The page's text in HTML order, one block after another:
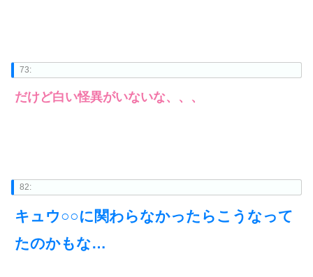
73:
だけど白い怪異がいないな、、、
82:
キュウ○○に関わらなかったらこうなって
たのかもな…